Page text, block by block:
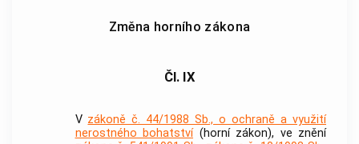
Změna horního zákona
Čl. IX
V zákoně č. 44/1988 Sb., o ochraně a využití
nerostného bohatství(horní zákon), ve znění